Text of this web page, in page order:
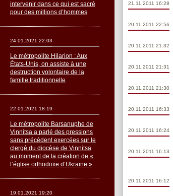
21.11.2011 16:28
20.11.2011 22:56
20.11.2011 21:32
20.11.2011 21:31
20.11.2011 21:30
20.11.2011 16:33
20.11.2011 16:24
20.11.2011 16:13
20.11.2011 16:12
intervenir dans ce qui est sacré
pour des millions d’hommes
24.01.2021 22:03
Le métropolite Hilarion : Aux
États-Unis, on assiste à une
destruction volontaire de la
famille traditionnelle
22.01.2021 18:19
Le métropolite Barsanuphe de
Vinnitsa a parlé des pressions
sans précédent exercées sur le
clergé du diocèse de Vinnitsa
au moment de la création de «
l’église orthodoxe d’Ukraine »
19.01.2021 19:20